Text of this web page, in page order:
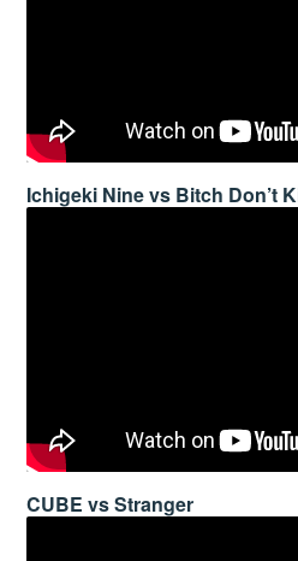
Ichigeki Nine vs Bitch Don’t
CUBE vs Stranger